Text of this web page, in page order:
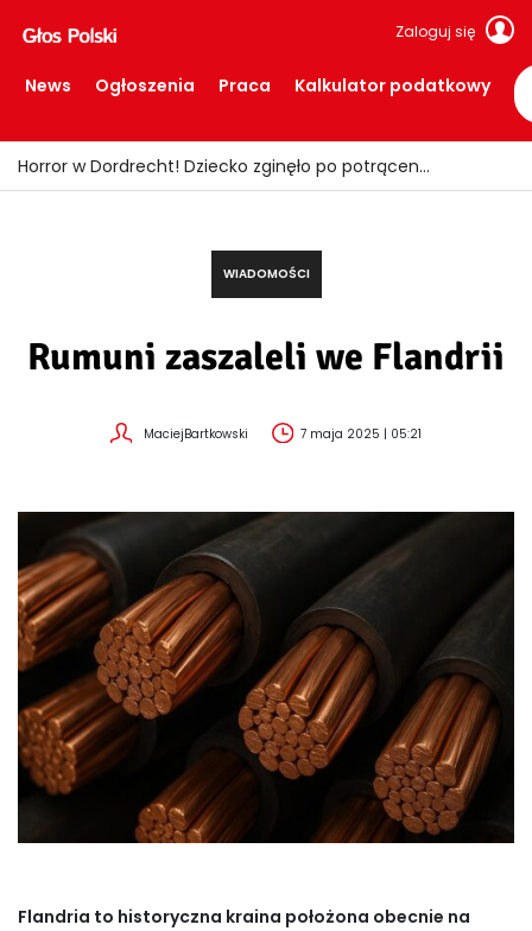
Zaloguj się
News Ogłoszenia Praca Kalkulator podatkowy
Fałszywi policjanci okradali seniorów! Wpadli z łupem i podrobionymi mundurami
WIADOMOŚCI
Rumuni zaszaleli we Flandrii
MaciejBartkowski 7 maja 2025 | 05:21
Flandria to historyczna kraina położona obecnie na